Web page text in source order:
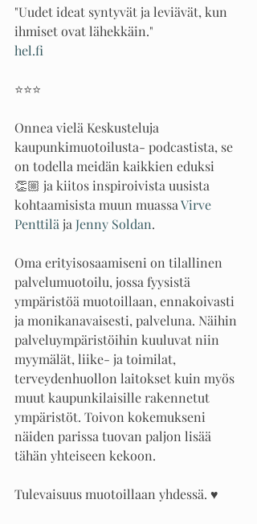
"Uudet ideat syntyvät ja leviävät, kun
ihmiset ovat lähekkäin."
hel.fi
⭐️⭐️⭐️
Onnea vielä Keskusteluja
kaupunkimuotoilusta- podcastista, se
on todella meidän kaikkien eduksi
👏🏼 ja kiitos inspiroivista uusista
kohtaamisista muun muassa Virve
Penttilä ja Jenny Soldan.
Oma erityisosaamiseni on tilallinen
palvelumuotoilu, jossa fyysistä
ympäristöä muotoillaan, ennakoivasti
ja monikanavaisesti, palveluna. Näihin
palveluympäristöihin kuuluvat niin
myymälät, liike- ja toimilat,
terveydenhuollon laitokset kuin myös
muut kaupunkilaisille rakennetut
ympäristöt. Toivon kokemukseni
näiden parissa tuovan paljon lisää
tähän yhteiseen kekoon.
Tulevaisuus muotoillaan yhdessä. ♥️